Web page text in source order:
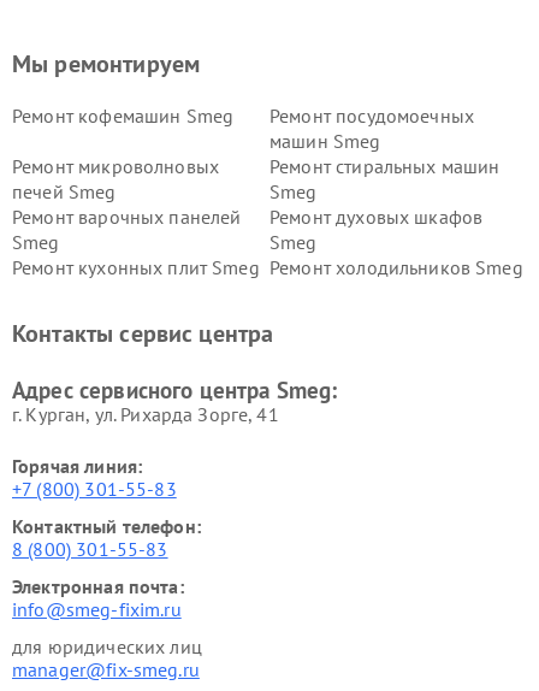
Мы ремонтируем
Ремонт кофемашин Smeg
Ремонт посудомоечных
машин Smeg
Ремонт микроволновых
печей Smeg
Ремонт стиральных машин
Smeg
Ремонт варочных панелей
Smeg
Ремонт духовых шкафов
Smeg
Ремонт кухонных плит Smeg Ремонт холодильников Smeg
Контакты сервис центра
Адрес сервисного центра Smeg:
г. Курган, ул. Рихарда Зорге, 41
Горячая линия:
+7 (800) 301-55-83
Контактный телефон:
8 (800) 301-55-83
Электронная почта:
info@smeg-fixim.ru
для юридических лиц
manager@fix-smeg.ru